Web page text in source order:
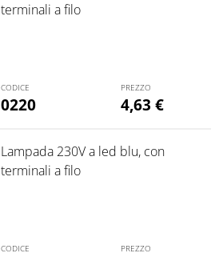
0220
terminali a filo
4,63 €
Lampada 230V a led blu, con
terminali a filo